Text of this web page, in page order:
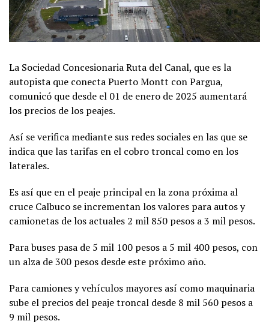
La Sociedad Concesionaria Ruta del Canal, que es la
autopista que conecta Puerto Montt con Pargua,
comunicó que desde el 01 de enero de 2025 aumentará
los precios de los peajes.
Así se verifica mediante sus redes sociales en las que se
indica que las tarifas en el cobro troncal como en los
laterales.
Es así que en el peaje principal en la zona próxima al
cruce Calbuco se incrementan los valores para autos y
camionetas de los actuales 2 mil 850 pesos a 3 mil pesos.
Para buses pasa de 5 mil 100 pesos a 5 mil 400 pesos, con
un alza de 300 pesos desde este próximo año.
Para camiones y vehículos mayores así como maquinaria
sube el precios del peaje troncal desde 8 mil 560 pesos a
9 mil pesos.